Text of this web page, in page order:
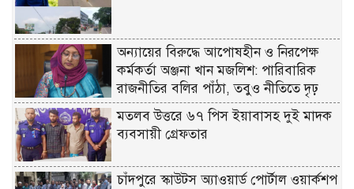
অন্যায়ের বিরুদ্ধে আপোষহীন ও নিরপেক্ষ
কর্মকর্তা অঞ্জনা খান মজলিশ: পারিবারিক
রাজনীতির বলির পাঁঠা, তবুও নীতিতে দৃঢ়
মতলব উত্তরে ৬৭ পিস ইয়াবাসহ দুই মাদক
ব্যবসায়ী গ্রেফতার
চাঁদপুরে স্কাউটস অ্যাওয়ার্ড পোর্টাল ওয়ার্কশপ